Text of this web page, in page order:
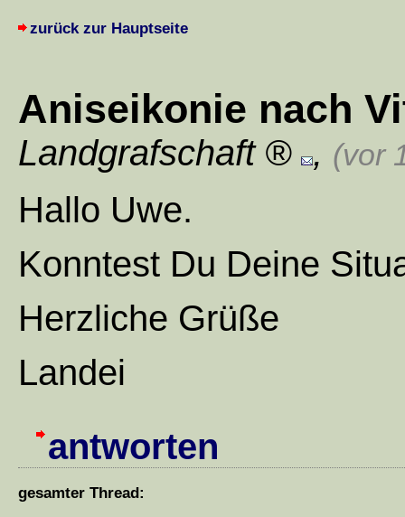
zurück zur Hauptseite
Aniseikonie nach
Landgrafschaft , (vor
Hallo Uwe.
Konntest Du Deine
Herzliche Grüße
Landei
antworten
gesamter Thread: